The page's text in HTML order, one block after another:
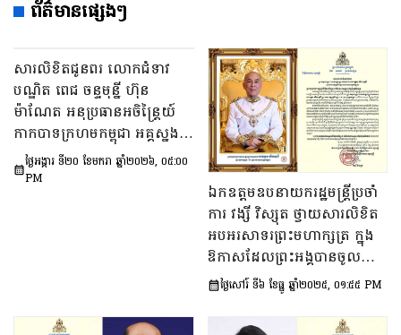
ព័ត៌មានផ្សេងៗ
សារលិខិតជូនពរ លោកជំទាវ
បណ្ឌិត ពេជ ចន្ទមុន្នី ហ៊ុន
ម៉ាណែត អនុប្រធានអចិន្ត្រៃយ៍
កាកបាទក្រហមកម្ពុជា អគ្គស្នង
ការសមាគមកាយឫទ្ធិនារីកម្ពុជា
និងជា អនុប្រធានក្រុម
ថ្ងៃអង្គារ ទី២០ ខែមករា ឆ្នាំ២០២៦, ០៥:០០
PM
ឯកឧត្ដមឧបនាយករដ្ឋមន្ត្រីប្រចាំ
ការ វង្សី វិស្សុត ថ្វាយសារលិខិត
អបអរសាទរព្រះមហាក្សត្រ ក្នុង
ឱកាសដែលព្រះអង្គបានចូលជា
សមាជិក នៃ
បណ្ឌិតសភាវិទ្យាសាស្ត្រ នៅ
ទីក្រុងប៉ារីស ប្រទេសបារាំង
ថ្ងៃសៅរ៍ ទី៦ ខែធ្នូ ឆ្នាំ២០២៥, ០១:៥៥ PM